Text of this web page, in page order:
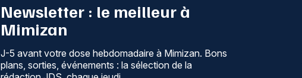
Newsletter : le meilleur à
Mimizan
J-5 avant votre dose hebdomadaire à Mimizan. Bons
plans, sorties, événements : la sélection de la